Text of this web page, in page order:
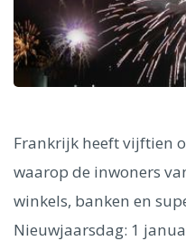
Dresden
Ålesund
Frankrijk heeft vijftien
waarop de inwoners
winkels, banken en
Nieuwjaarsdag: 1